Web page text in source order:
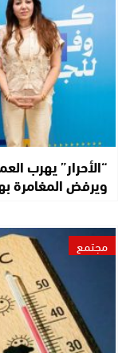
“الأحرار” يهرب
ويرفض المغامرة
مجتمع